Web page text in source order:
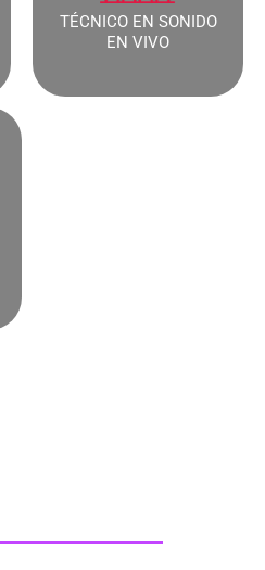
TÉCNICO EN SONIDO
EN VIVO